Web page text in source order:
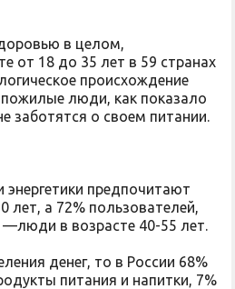
в целом,
от 18 до 35 лет в 59 странах
происхождение
люди, как показало
заботятся о своем питании.
энергетики предпочитают
лет, а 72% пользователей,
—люди в возрасте 40-55 лет.
денег, то в России 68%
питания и напитки, 7%